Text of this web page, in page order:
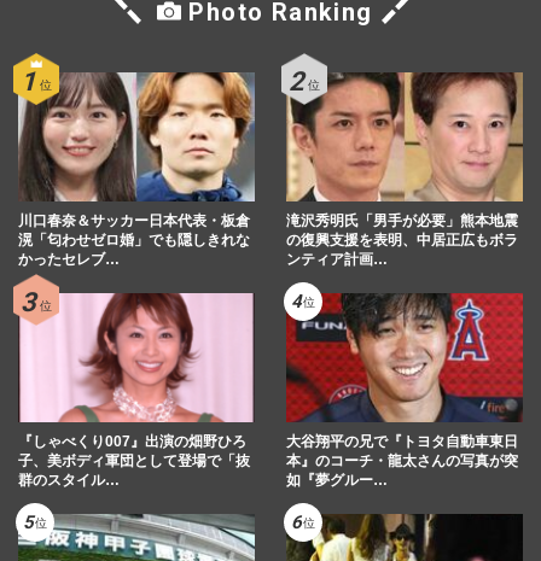
Photo Ranking
川口春奈＆サッカー日本代表・板倉
滉「匂わせゼロ婚」でも隠しきれな
かったセレブ…
滝沢秀明氏「男手が必要」熊本地震
の復興支援を表明、中居正広もボラ
ンティア計画…
『しゃべくり007』出演の畑野ひろ
子、美ボディ軍団として登場で「抜
群のスタイル…
大谷翔平の兄で『トヨタ自動車東日
本』のコーチ・龍太さんの写真が突
如『夢グルー…